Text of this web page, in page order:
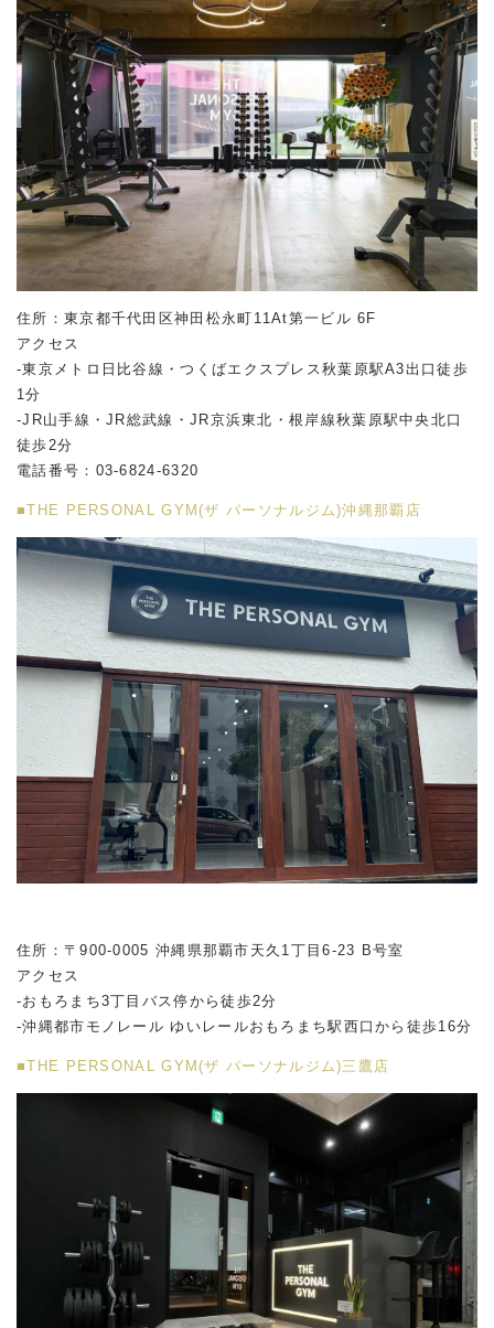
住所：東京都千代田区神田松永町11At第一ビル 6F
アクセス
-東京メトロ日比谷線・つくばエクスプレス秋葉原駅A3出口徒歩
1分
-JR山手線・JR総武線・JR京浜東北・根岸線秋葉原駅中央北口
徒歩2分
電話番号：03-6824-6320
■THE PERSONAL GYM(ザ パーソナルジム)沖縄那覇店
住所：〒900-0005 沖縄県那覇市天久1丁目6-23 B号室
アクセス
-おもろまち3丁目バス停から徒歩2分
-沖縄都市モノレール ゆいレールおもろまち駅西口から徒歩16分
■THE PERSONAL GYM(ザ パーソナルジム)三鷹店